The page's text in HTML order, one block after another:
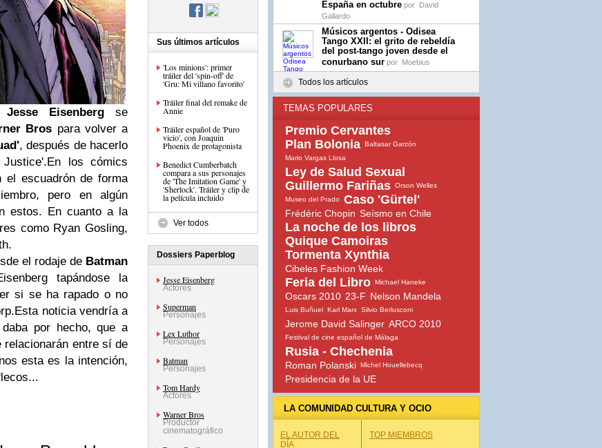
Jesse Eisenbergse
Bros para volver a
, después de hacerlo
En los cómics
el escuadrón de forma
pero en algún
estos. En cuanto a la
como Ryan Gosling,
el rodaje de Batman
tapándose la
si se ha rapado o no
Esta noticia vendría a
por hecho, que a
relacionarán entre sí de
esta es la intención,
Sus últimos artículos
'Los minions': primer
tráiler del 'spin-off' de
'Gru: Mi villano favorito'
Tráiler final del remake de
Annie
Tráiler español de 'Puro
vicio', con Joaquin
Phoenix de protagonista
Benedict Cumberbatch
compara a sus personajes
de 'The Imitation Game' y
'Sherlock'. Tráiler y clip de
la película incluido
Ver todos
Dossiers Paperblog
Jesse Eisenberg
Actores
Superman
Personajes
Lex Luthor
Personajes
Batman
Personajes
Tom Hardy
Actores
Warner Bros
Productor
cinematográfico
España en octubre por David
Gallardo
Músicos argentos - Odisea
Tango XXII: el grito de rebeldía
del post-tango joven desde el
conurbano sur por Moebius
Todos los artículos
TEMAS POPULARES
Premio Cervantes
Plan Bolonia Baltasar Garzón
Mario Vargas Llosa
Ley de Salud Sexual
Guillermo Fariñas Orson Welles
Museo del Prado
Caso 'Gürtel'
Frédéric Chopin Seísmo en Chile
La noche de los libros
Quique Camoiras
Tormenta Xynthia
Cibeles Fashion Week
Feria del Libro Michael Haneke
Oscars 2010 23-F Nelson Mandela
Luis Buñuel Karl Marx Silvio Berlusconi
Jerome David Salinger ARCO 2010
Festival de cine español de Málaga
Rusia - Chechenia
Roman Polanski Michel Houellebecq
Presidencia de la UE
LA COMUNIDAD CULTURA Y OCIO
EL AUTOR DEL
DÍA
TOP MIEMBROS